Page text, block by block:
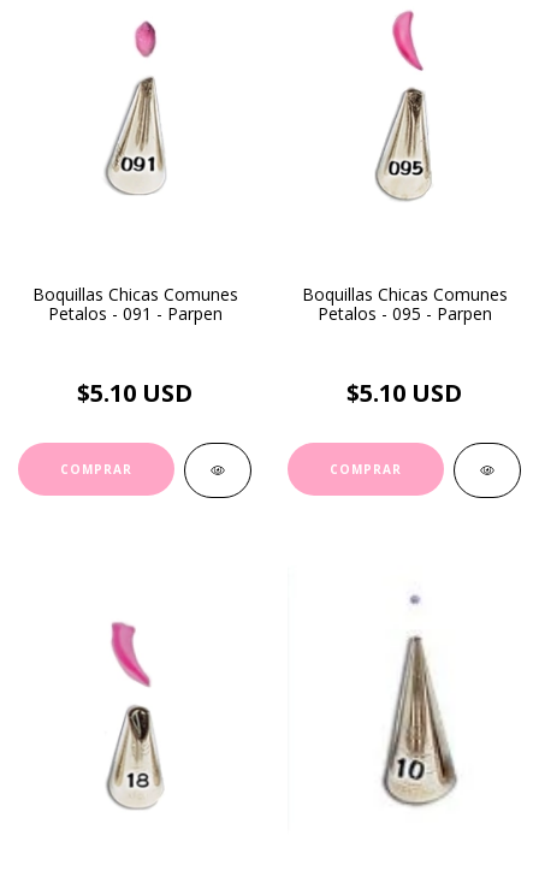
Boquillas Chicas Comunes
Petalos - 091 - Parpen
$5.10 USD
Boquillas Chicas Comunes
Petalos - 095 - Parpen
$5.10 USD